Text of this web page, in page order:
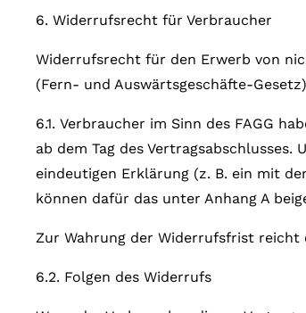
6. Widerrufsrecht für Verbraucher
Widerrufsrecht für den Erwerb von
(Fern- und Auswärtsgeschäfte-
6.1. Verbraucher im Sinn des FAGG
ab dem Tag des
eindeutigen Erklärung (z. B. ein mit
können dafür das unter Anhang A
Zur Wahrung der Widerrufsfrist reicht
6.2. Folgen des Widerrufs